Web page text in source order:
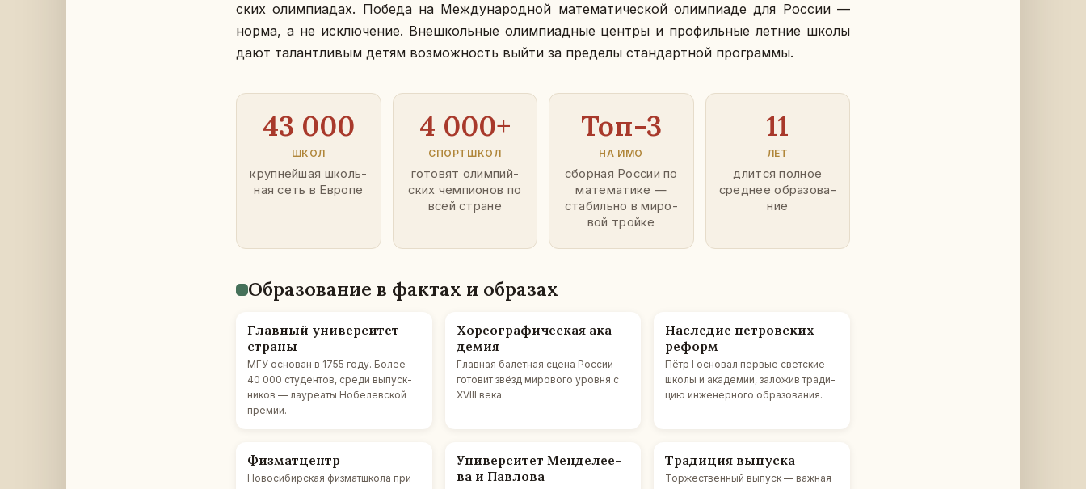
ских олим­пи­а­дах. Победа на Меж­ду­на­род­ной ма­те­ма­ти­че­ской олим­пиа­де для России —
норма, а не ис­клю­че­ние. Вне­школь­ные олим­пи­ад­ные центры и про­филь­ные летние школы
дают та­лант­ли­вым детям воз­мож­ность выйти за пре­де­лы стан­дарт­ной про­грам­мы.
43 000
ШКОЛ
круп­ней­шая школь­
ная сеть в Европе
4 000+
СПОРТ­ШКОЛ
го­то­вят олим­пий­
ских чем­пи­о­нов по
всей стране
Топ-3
НА ИМО
сбор­ная России по
ма­те­ма­ти­ке —
ста­биль­но в ми­ро­
вой тройке
11
ЛЕТ
длится полное
сред­нее об­ра­зо­ва­
ние
Об­ра­зо­ва­ние в фактах и об­ра­зах
Глав­ный уни­вер­си­тет
страны
МГУ ос­но­ван в 1755 году. Более
40 000 сту­ден­тов, среди вы­пуск­
ни­ков — ла­у­ре­а­ты Но­бе­лев­ской
премии.
Хо­рео­гра­фи­че­ская ака­
де­мия
Глав­ная ба­лет­ная сцена России
го­то­вит звёзд ми­ро­во­го уровня с
XVIII века.
На­сле­дие пет­ров­ских
реформ
Пётр I ос­но­вал первые свет­ские
школы и ака­де­мии, за­ло­жив тра­ди­
цию ин­же­нер­но­го об­ра­зо­ва­ния.
Физ­мат­центр
Но­во­си­бир­ская физ­мат­шко­ла при
Уни­вер­си­тет Мен­де­ле­е­
ва и Пав­ло­ва
Тра­ди­ция вы­пус­ка
Тор­же­ствен­ный выпуск — важная